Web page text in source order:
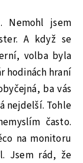
jsem
A když se
volba byla
hodinách hraní
ba vás
nejdelší. Tohle
často.
na monitoru
Jsem rád, že